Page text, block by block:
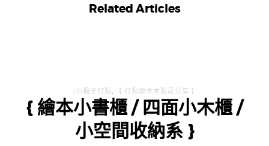
Related Articles
-(2)櫃子訂製, 【 訂製原木木製品分享 】
{ 繪本小書櫃 / 四面小木櫃 /
小空間收納系 }